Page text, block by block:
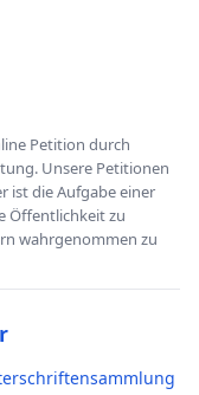
Petition durch
Unsere Petitionen
ist die Aufgabe einer
Öffentlichkeit zu
wahrgenommen zu